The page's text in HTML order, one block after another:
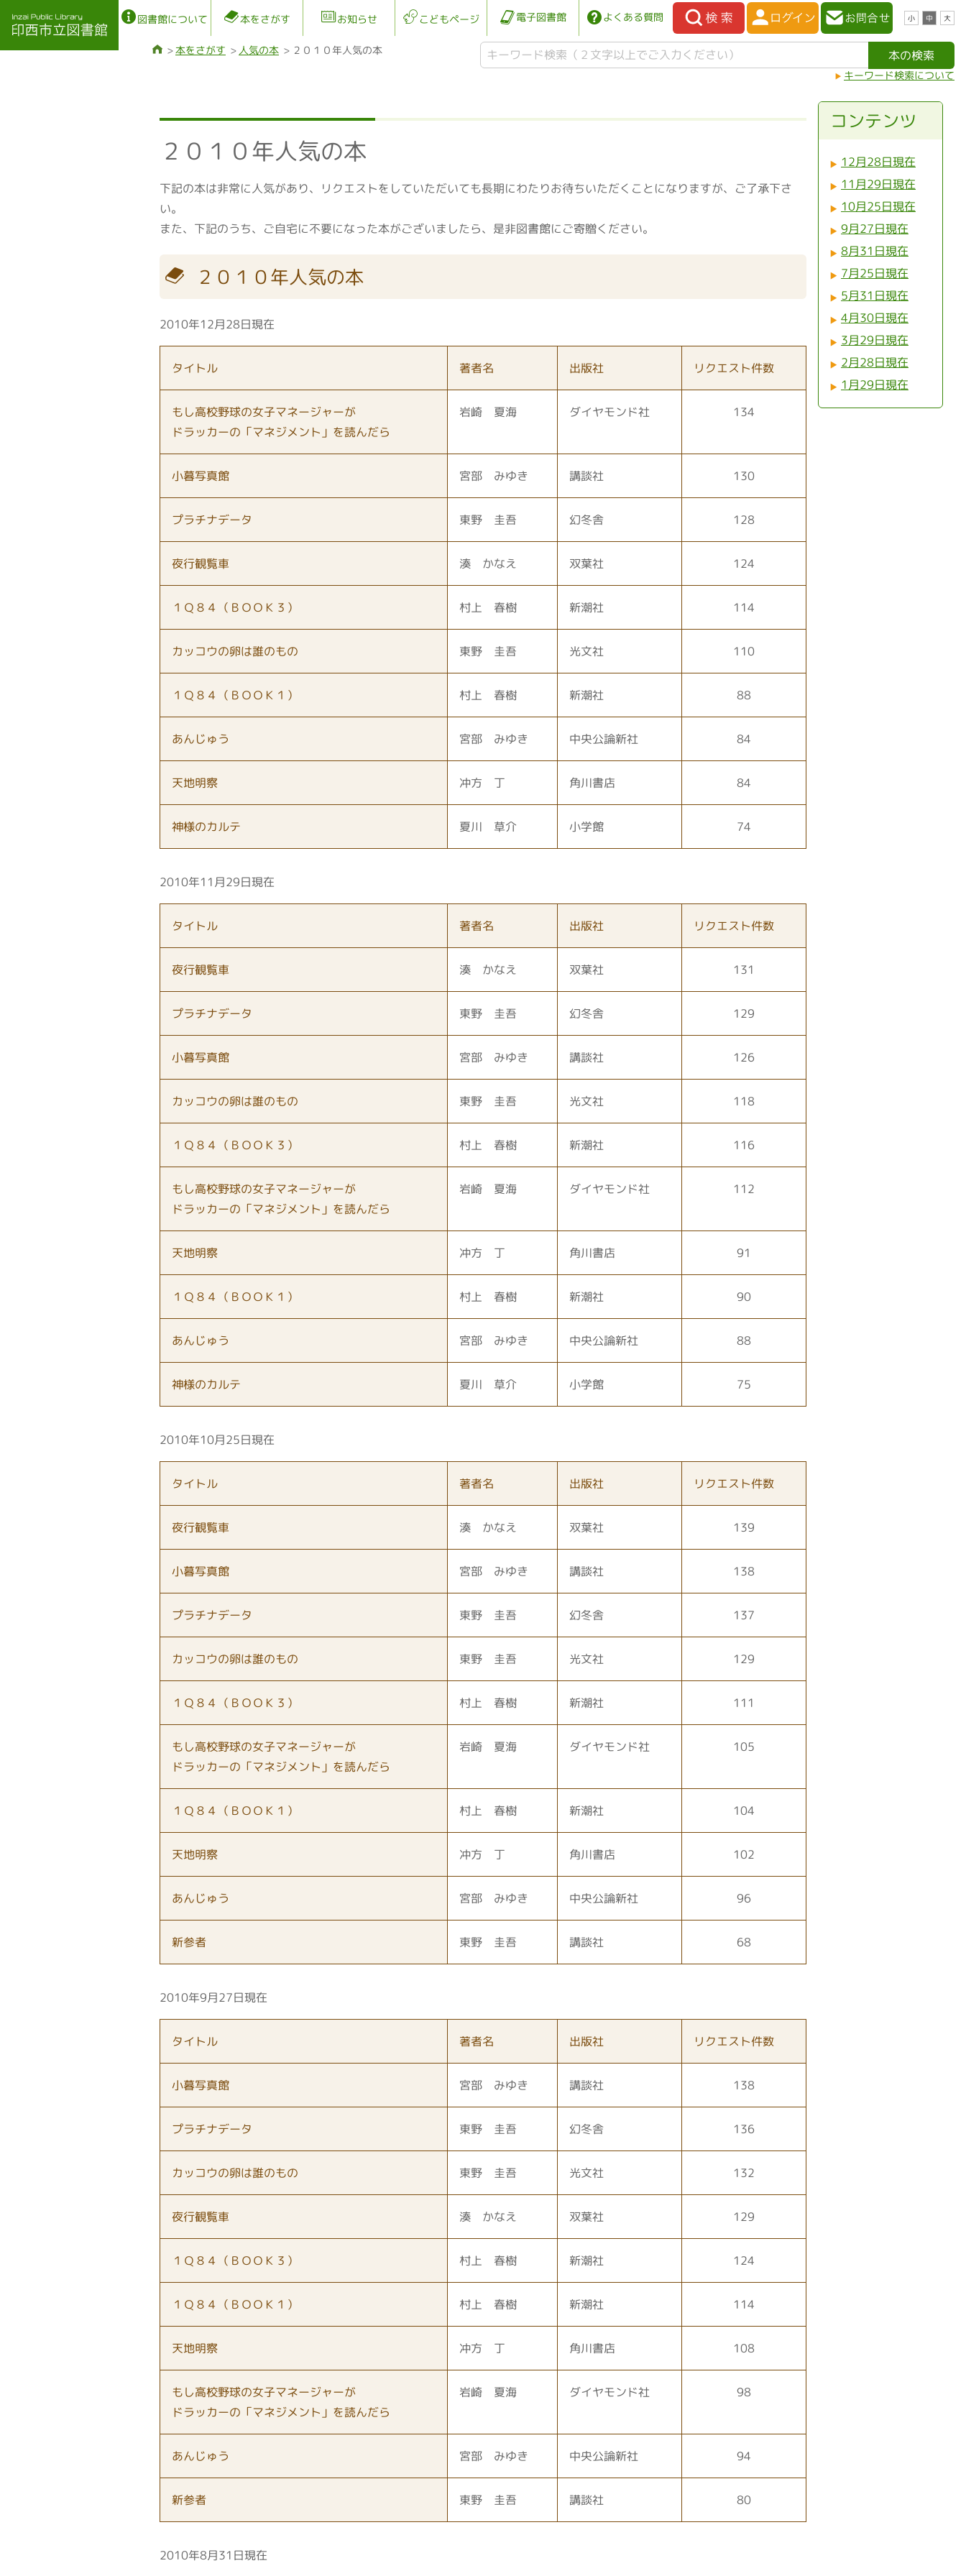
図書館について 本をさがす お知らせ こどもページ 電子図書館 よくある質問 小 中 大
本をさがす 人気の本
２０１０年人気の本
キーワード検索について
２０１０年人気の本
下記の本は非常に人気があり、リクエストをしていただいても長期にわたりお待ちいただくことになりますが、ご了承下さ
い。
また、下記のうち、ご自宅に不要になった本がございましたら、是非図書館にご寄贈ください。
２０１０年人気の本
2010年12月28日現在
タイトル 著者名 出版社 リクエスト件数
もし高校野球の女子マネージャーが
ドラッカーの「マネジメント」を読んだら
岩崎 夏海 ダイヤモンド社 134
小暮写真館 宮部 みゆき 講談社 130
プラチナデータ 東野 圭吾 幻冬舎 128
夜行観覧車 湊 かなえ 双葉社 124
１Ｑ８４（ＢＯＯＫ３） 村上 春樹 新潮社 114
カッコウの卵は誰のもの 東野 圭吾 光文社 110
１Ｑ８４（ＢＯＯＫ１） 村上 春樹 新潮社 88
あんじゅう 宮部 みゆき 中央公論新社 84
天地明察 冲方 丁 角川書店 84
神様のカルテ 夏川 草介 小学館 74
2010年11月29日現在
タイトル 著者名 出版社 リクエスト件数
夜行観覧車 湊 かなえ 双葉社 131
プラチナデータ 東野 圭吾 幻冬舎 129
小暮写真館 宮部 みゆき 講談社 126
カッコウの卵は誰のもの 東野 圭吾 光文社 118
１Ｑ８４（ＢＯＯＫ３） 村上 春樹 新潮社 116
もし高校野球の女子マネージャーが
ドラッカーの「マネジメント」を読んだら
岩崎 夏海 ダイヤモンド社 112
天地明察 冲方 丁 角川書店 91
１Ｑ８４（ＢＯＯＫ１） 村上 春樹 新潮社 90
あんじゅう 宮部 みゆき 中央公論新社 88
神様のカルテ 夏川 草介 小学館 75
2010年10月25日現在
タイトル 著者名 出版社 リクエスト件数
夜行観覧車 湊 かなえ 双葉社 139
小暮写真館 宮部 みゆき 講談社 138
プラチナデータ 東野 圭吾 幻冬舎 137
カッコウの卵は誰のもの 東野 圭吾 光文社 129
１Ｑ８４（ＢＯＯＫ３） 村上 春樹 新潮社 111
もし高校野球の女子マネージャーが
ドラッカーの「マネジメント」を読んだら
岩崎 夏海 ダイヤモンド社 105
１Ｑ８４（ＢＯＯＫ１） 村上 春樹 新潮社 104
天地明察 冲方 丁 角川書店 102
あんじゅう 宮部 みゆき 中央公論新社 96
新参者 東野 圭吾 講談社 68
2010年9月27日現在
タイトル 著者名 出版社 リクエスト件数
小暮写真館 宮部 みゆき 講談社 138
プラチナデータ 東野 圭吾 幻冬舎 136
カッコウの卵は誰のもの 東野 圭吾 光文社 132
夜行観覧車 湊 かなえ 双葉社 129
１Ｑ８４（ＢＯＯＫ３） 村上 春樹 新潮社 124
１Ｑ８４（ＢＯＯＫ１） 村上 春樹 新潮社 114
天地明察 冲方 丁 角川書店 108
もし高校野球の女子マネージャーが
ドラッカーの「マネジメント」を読んだら
岩崎 夏海 ダイヤモンド社 98
あんじゅう 宮部 みゆき 中央公論新社 94
新参者 東野 圭吾 講談社 80
2010年8月31日現在
コンテンツ
12月28日現在
11月29日現在
10月25日現在
9月27日現在
8月31日現在
7月25日現在
5月31日現在
4月30日現在
3月29日現在
2月28日現在
1月29日現在